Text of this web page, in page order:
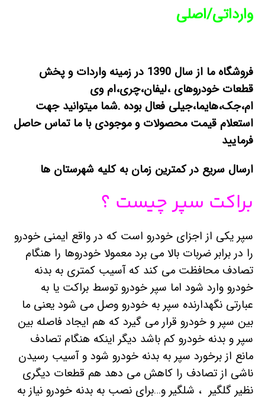
وارداتی/اصلی
فروشگاه ما از سال 1390 در زمینه واردات و پخش
قطعات خودروهای ،لیفان،چری،ام وی
ام،جک،هایما،جیلی فعال بوده .شما میتوانید جهت
استعلام قیمت محصولات و موجودی با ما تماس حاصل
فرمایید
ارسال سریع در کمترین زمان به کلیه شهرستان ها
براکت سپر چیست ؟
سپر یکی از اجزای خودرو است که در واقع ایمنی خودرو
را در برابر ضربات بالا می برد معمولا خودروها را هنگام
تصادف محافظت می کند که آسیب کمتری به بدنه
خودرو وارد شود اما سپر خودرو توسط براکت یا به
عبارتی نگهدارنده سپر به خودرو وصل می شود یعنی ما
بین سپر و خودرو قرار می گیرد که هم ایجاد فاصله بین
سپر و بدنه خودرو کم باشد دیگر اینکه هنگام تصادف
مانع از برخورد سپر به بدنه خودرو شود و آسیب رسیدن
ناشی از تصادف را کاهش می دهد هم قطعات دیگری
نظیر گلگیر ، شلگیر و…برای نصب به بدنه خودرو نیاز به